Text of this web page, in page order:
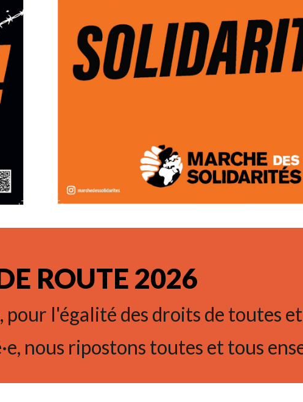
ROUTE 2026
pour l'égalité des droits de toutes
nous ripostons toutes et tous